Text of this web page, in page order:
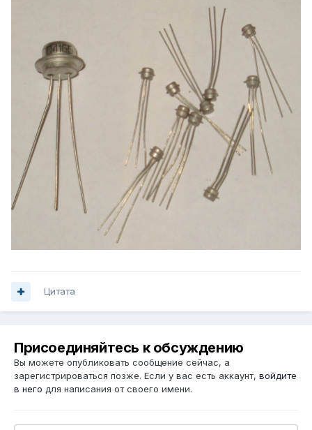
Цитата
Присоединяйтесь к обсуждению
Вы можете опубликовать сообщение сейчас, а
зарегистрироваться позже. Если у вас есть аккаунт, войдите
в него для написания от своего имени.